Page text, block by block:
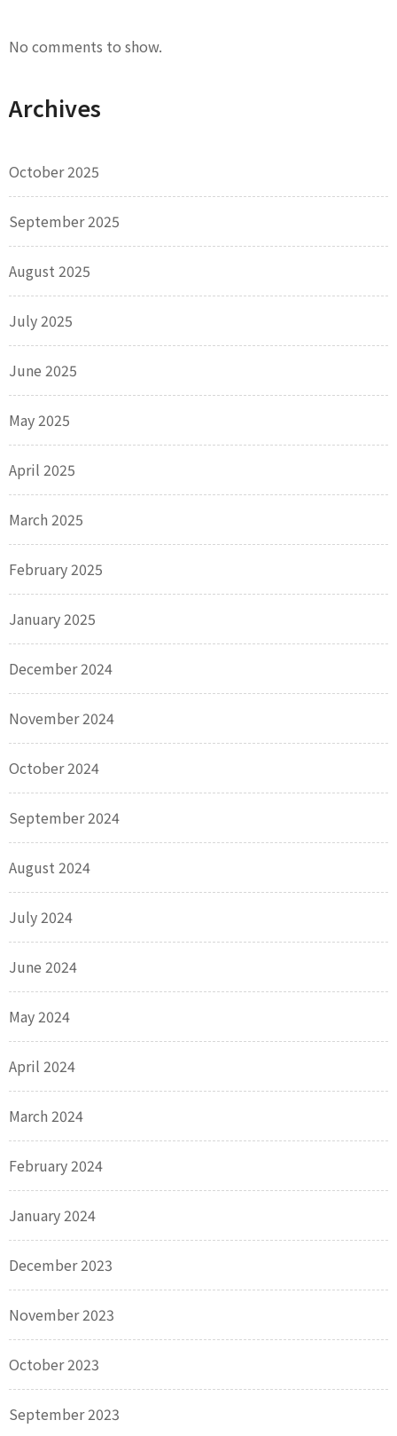
No comments to show.
Archives
October 2025
September 2025
August 2025
July 2025
June 2025
May 2025
April 2025
March 2025
February 2025
January 2025
December 2024
November 2024
October 2024
September 2024
August 2024
July 2024
June 2024
May 2024
April 2024
March 2024
February 2024
January 2024
December 2023
November 2023
October 2023
September 2023